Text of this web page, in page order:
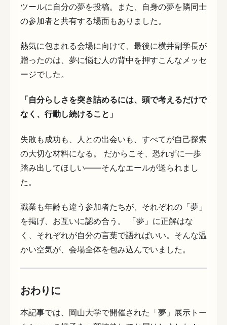
ツールに自分の夢を投稿。また、自身の夢を隣同士
の参加者と共有する場面もありました。
熱気に包まれる会場に向けて、最後に横井副学長が
贈ったのは、夢に悩む人の背中を押すこんなメッセ
ージでした。
「自分らしさを突き詰めるには、頭で考えるだけで
なく、行動し続けること」
失敗も成功も、人との出会いも、すべてが自己探索
の大切な材料になる。 だからこそ、恐れずに一歩
踏み出してほしい――そんなエールが送られまし
た。
職業も年齢も違う参加者たちが、それぞれの「夢」
を掲げ、お互いに認め合う。 「夢」に正解はな
く、それぞれが自分の言葉で語ればいい。そんな温
かい空気が、会場全体を包み込んでいました。
おわりに
本記事では、岡山大学で開催された「夢」展示トー